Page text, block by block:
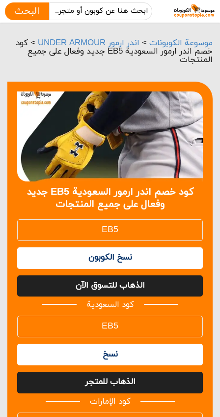
البحث
موسوعة الكوبونات > اندر ارمور UNDER ARMOUR > كود
خصم اندر ارمور السعودية EB5 جديد وفعال على جميع
المنتجات
كود خصم اندر ارمور السعودية EB5 جديد
وفعال على جميع المنتجات
نسخ الكوبون
الذهاب للتسوق الآن
كود السعودية
نسخ
الذهاب للمتجر
كود الإمارات